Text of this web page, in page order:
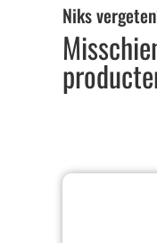
Niks